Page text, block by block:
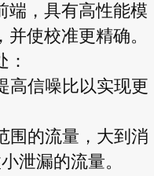
端，具有高性能模
使校准更精确。
：
高信噪比以实现更
围的流量，大到消
泄漏的流量。